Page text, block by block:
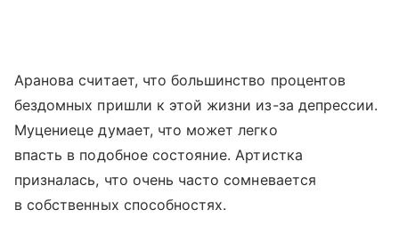
Аранова считает, что большинство процентов
бездомных пришли к этой жизни из-за депрессии.
Муцениеце думает, что может легко
впасть в подобное состояние. Артистка
призналась, что очень часто сомневается
в собственных способностях.